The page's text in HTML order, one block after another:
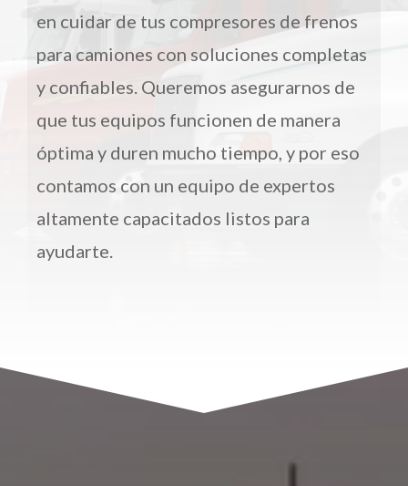
en cuidar de tus compresores de frenos
para camiones con soluciones completas
y confiables. Queremos asegurarnos de
que tus equipos funcionen de manera
óptima y duren mucho tiempo, y por eso
contamos con un equipo de expertos
altamente capacitados listos para
ayudarte.